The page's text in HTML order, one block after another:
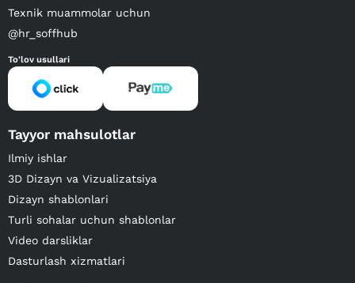
Texnik muammolar uchun
@hr_soffhub
To'lov usullari
Tayyor mahsulotlar
Ilmiy ishlar
3D Dizayn va Vizualizatsiya
Dizayn shablonlari
Turli sohalar uchun shablonlar
Video darsliklar
Dasturlash xizmatlari